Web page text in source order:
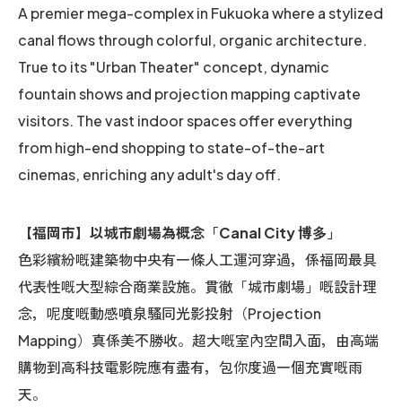
A premier mega-complex in Fukuoka where a stylized
canal flows through colorful, organic architecture.
True to its "Urban Theater" concept, dynamic
fountain shows and projection mapping captivate
visitors. The vast indoor spaces offer everything
from high-end shopping to state-of-the-art
cinemas, enriching any adult's day off.
【福岡市】以城市劇場為概念「Canal City 博多」
色彩繽紛嘅建築物中央有一條人工運河穿過，係福岡最具
代表性嘅大型綜合商業設施。貫徹「城市劇場」嘅設計理
念，呢度嘅動感噴泉騷同光影投射（Projection
Mapping）真係美不勝收。超大嘅室內空間入面，由高端
購物到高科技電影院應有盡有，包你度過一個充實嘅雨
天。